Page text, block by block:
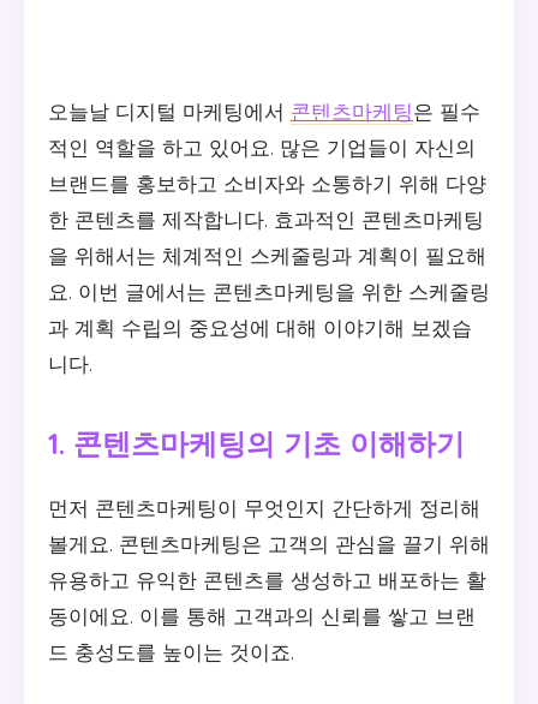
오늘날 디지털 마케팅에서 콘텐츠마케팅은 필수
적인 역할을 하고 있어요. 많은 기업들이 자신의
브랜드를 홍보하고 소비자와 소통하기 위해 다양
한 콘텐츠를 제작합니다. 효과적인 콘텐츠마케팅
을 위해서는 체계적인 스케줄링과 계획이 필요해
요. 이번 글에서는 콘텐츠마케팅을 위한 스케줄링
과 계획 수립의 중요성에 대해 이야기해 보겠습
니다.
1. 콘텐츠마케팅의 기초 이해하기
먼저 콘텐츠마케팅이 무엇인지 간단하게 정리해
볼게요. 콘텐츠마케팅은 고객의 관심을 끌기 위해
유용하고 유익한 콘텐츠를 생성하고 배포하는 활
동이에요. 이를 통해 고객과의 신뢰를 쌓고 브랜
드 충성도를 높이는 것이죠.